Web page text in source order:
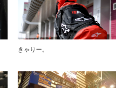
きゃりー。